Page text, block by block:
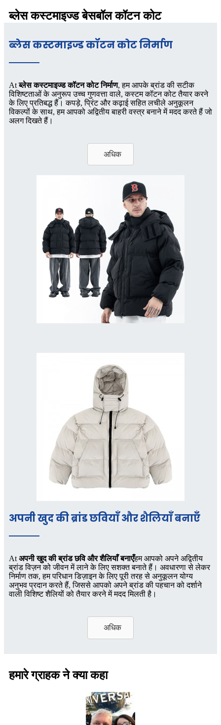
ब्लेस कस्टमाइज्ड बेसबॉल कॉटन कोट
ब्लेस कस्टमाइज्ड कॉटन कोट निर्माण
Atब्लेस कस्टमाइज्ड कॉटन कोट निर्माण, हम आपके ब्रांड की सटीक
विशिष्टताओं के अनुरूप उच्च गुणवत्ता वाले, कस्टम कॉटन कोट तैयार करने
के लिए प्रतिबद्ध हैं। कपड़े, प्रिंट और कढ़ाई सहित लचीले अनुकूलन
विकल्पों के साथ, हम आपको अद्वितीय बाहरी वस्त्र बनाने में मदद करते हैं जो
अलग दिखते हैं।
अधिक
अपनी खुद की ब्रांड छवियाँ और शैलियाँ बनाएँ
At अपनी खुद की ब्रांड छवि और शैलियाँ बनाएँहम आपको अपने अद्वितीय
ब्रांड विज़न को जीवन में लाने के लिए सशक्त बनाते हैं। अवधारणा से लेकर
निर्माण तक, हम परिधान डिज़ाइन के लिए पूरी तरह से अनुकूलन योग्य
अनुभव प्रदान करते हैं, जिससे आपको अपने ब्रांड की पहचान को दर्शाने
वाली विशिष्ट शैलियों को तैयार करने में मदद मिलती है।
अधिक
हमारे ग्राहक ने क्या कहा